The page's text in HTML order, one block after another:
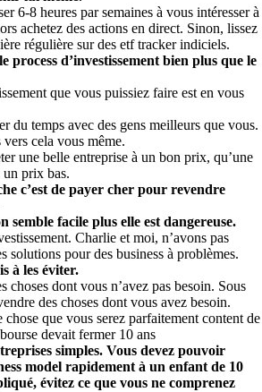
6-8 heures par semaines à vous intéresser à
achetez des actions en direct. Sinon, lissez
régulière sur des etf tracker indiciels.
process d’investissement bien plus que le
que vous puissiez faire est en vous
du temps avec des gens meilleurs que vous.
cela vous même.
une belle entreprise à un bon prix, qu’une
un prix bas.
c’est de payer cher pour revendre
semble facile plus elle est dangereuse.
Charlie et moi, n’avons pas
solutions pour des business à problèmes.
à les éviter.
choses dont vous n’avez pas besoin. Sous
des choses dont vous avez besoin.
chose que vous serez parfaitement content de
devait fermer 10 ans
simples. Vous devez pouvoir
model rapidement à un enfant de 10
évitez ce que vous ne comprenez